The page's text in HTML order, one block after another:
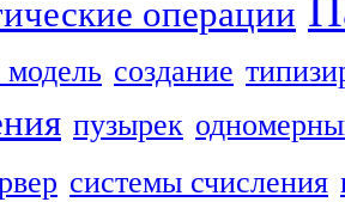
операции
модель создание
пузырек
системы счисления